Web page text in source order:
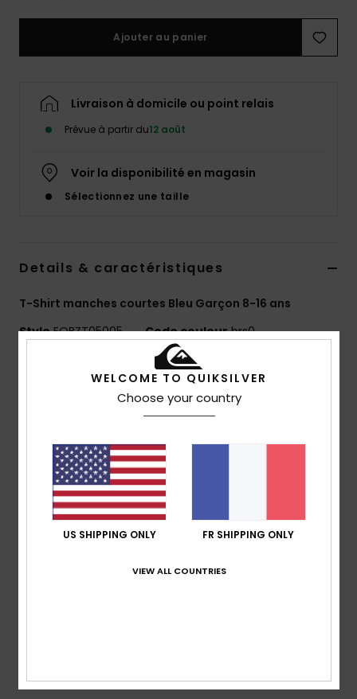
Ajouter au panier
Livraison à domicile ou point relais
Prévue à partir du12 août
Voir la disponibilité en magasin
Sélectionnez une taille
Details & caractéristiques
T-Shirt manches courtes Bleu Garçon 8-16 ans
StyleEQBZT05005 Code couleurbrs0
jersey 70 % coton, 30 % coton recyclé [160
Coupe :Regular
Col :col rond
Autre :logo brodé poitrine
Étiquette tissée sur la manche
Composition[Matière principale] 70% coton, 30% coton
WELCOME TO QUIKSILVER
Choose your country
US SHIPPING ONLY FR SHIPPING ONLY
VIEW ALL COUNTRIES